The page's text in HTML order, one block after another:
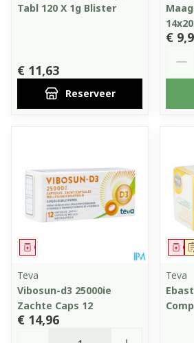
Tabl 120 X 1g Blister
€ 11,63
Reserveer
€
Geneesmiddel
Teva
Vibosun-d3 25000ie
Zachte Caps 12
€ 14,96
Teva